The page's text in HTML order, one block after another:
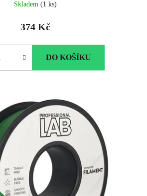
Skladem (1 ks)
374 Kč
DO KOŠÍKU